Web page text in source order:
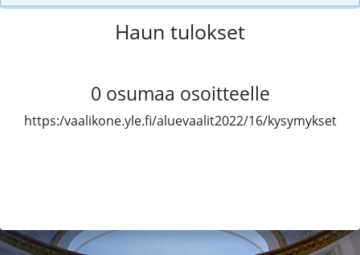
Haun tulokset
0 osumaa osoitteelle
https:/vaalikone.yle.fi/aluevaalit2022/16/kysymykset